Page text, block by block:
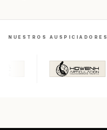
NUESTROS AUSPICIADORES